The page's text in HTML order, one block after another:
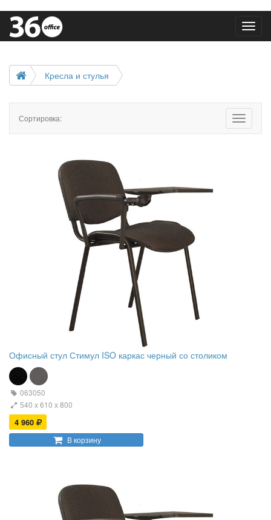
Кресла и стулья
Toggle
Сортировка:
Офисный стул Стимул ISO каркас черный со столиком
063050
540 х 610 х 800
4 960
В корзину